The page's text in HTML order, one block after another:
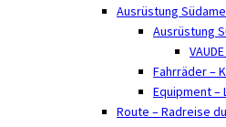
Ausrüstung
Ausrüstung
Fahrräder –
Equipment –
Route – Radreise